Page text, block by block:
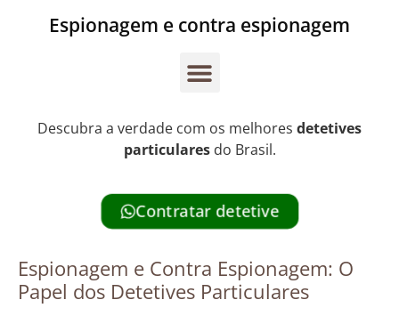
Espionagem e contra espionagem
Descubra a verdade com os melhores detetives
particularesdo Brasil.
Contratar detetive
Espionagem e Contra Espionagem: O
Papel dos Detetives Particulares